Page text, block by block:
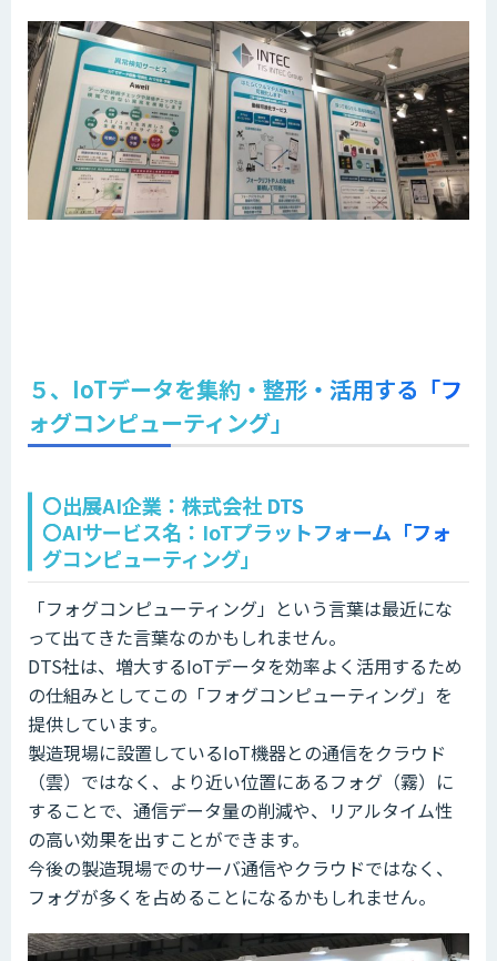
５、IoTデータを集約・整形・活用する「フ
ォグコンピューティング」
〇出展AI企業：株式会社 DTS
〇AIサービス名：IoTプラットフォーム「フォ
グコンピューティング」
「フォグコンピューティング」という言葉は最近にな
って出てきた言葉なのかもしれません。
DTS社は、増大するIoTデータを効率よく活用するため
の仕組みとしてこの「フォグコンピューティング」を
提供しています。
製造現場に設置しているIoT機器との通信をクラウド
（雲）ではなく、より近い位置にあるフォグ（霧）に
することで、通信データ量の削減や、リアルタイム性
の高い効果を出すことができます。
今後の製造現場でのサーバ通信やクラウドではなく、
フォグが多くを占めることになるかもしれません。